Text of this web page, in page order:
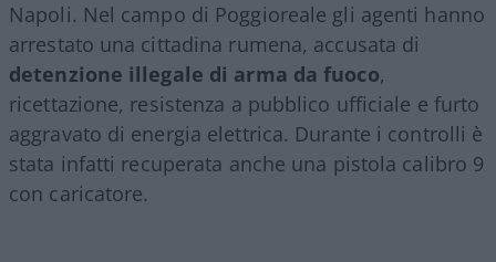
Napoli. Nel campo di Poggioreale gli agenti hanno
arrestato una cittadina rumena, accusata di
detenzione illegale di arma da fuoco,
ricettazione, resistenza a pubblico ufficiale e furto
aggravato di energia elettrica. Durante i controlli è
stata infatti recuperata anche una pistola calibro 9
con caricatore.